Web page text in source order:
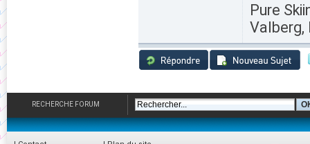
Pure
Valberg,
RECHERCHE FORUM